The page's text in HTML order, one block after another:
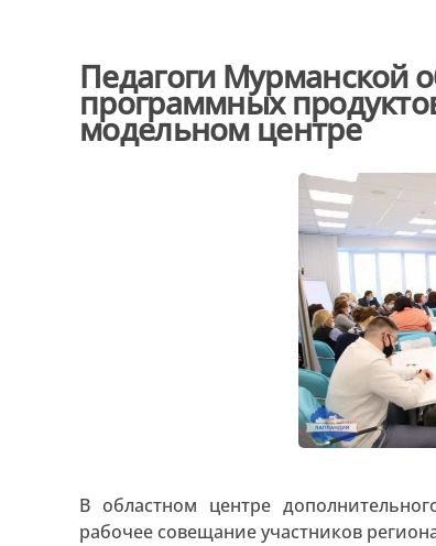
Педагоги Мурманской
программных
модельном центре
В областном центре
рабочее совещание участников